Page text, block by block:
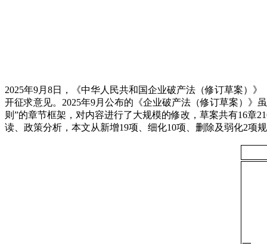
2025年9月8日，《中华人民共和国企业破产法（修订草案）
开征求意见。2025年9月公布的《企业破产法（修订草
则”的章节框架，对内容进行了大规模的修改，草案共有16章
读、政策分析，本文从新增19项、细化10项、删除及弱化2项